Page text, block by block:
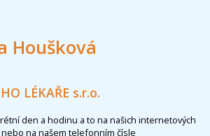
Houšková
LÉKAŘE s.r.o.
den a hodinu a to na našich internetových
na našem telefonním čísle